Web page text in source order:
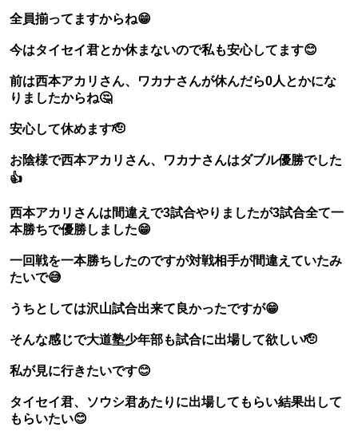
全員揃ってますからね😁
今はタイセイ君とか休まないので私も安心してます😊
前は西本アカリさん、ワカナさんが休んだら0人とかにな
りましたからね🤔
安心して休めます🫡
お陰様で西本アカリさん、ワカナさんはダブル優勝でした
👍
西本アカリさんは間違えで3試合やりましたが3試合全て一
本勝ちで優勝しました😁
一回戦を一本勝ちしたのですが対戦相手が間違えていたみ
たいで😅
うちとしては沢山試合出来て良かったですが😁
そんな感じで大道塾少年部も試合に出場して欲しい🫡
私が見に行きたいです😊
タイセイ君、ソウシ君あたりに出場してもらい結果出して
もらいたい😊